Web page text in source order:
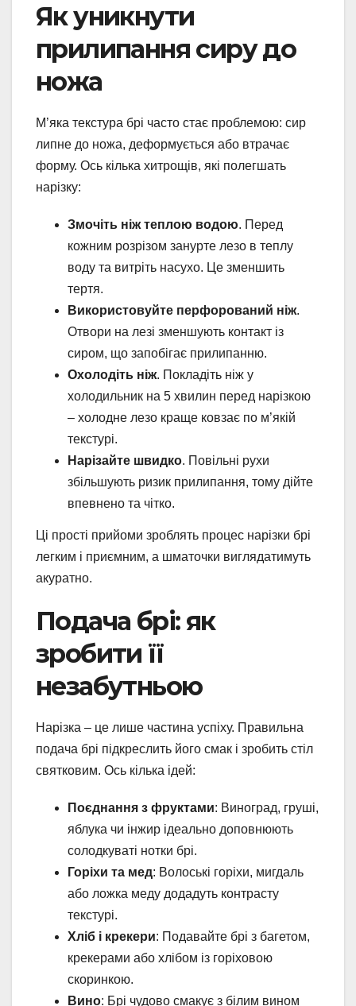
Як уникнути
прилипання сиру до
ножа
М’яка текстура брі часто стає проблемою: сир
липне до ножа, деформується або втрачає
форму. Ось кілька хитрощів, які полегшать
нарізку:
Змочіть ніж теплою водою. Перед
кожним розрізом занурте лезо в теплу
воду та витріть насухо. Це зменшить
тертя.
Використовуйте перфорований ніж.
Отвори на лезі зменшують контакт із
сиром, що запобігає прилипанню.
Охолодіть ніж. Покладіть ніж у
холодильник на 5 хвилин перед нарізкою
– холодне лезо краще ковзає по м’якій
текстурі.
Нарізайте швидко. Повільні рухи
збільшують ризик прилипання, тому дійте
впевнено та чітко.
Ці прості прийоми зроблять процес нарізки брі
легким і приємним, а шматочки виглядатимуть
акуратно.
Подача брі: як
зробити її
незабутньою
Нарізка – це лише частина успіху. Правильна
подача брі підкреслить його смак і зробить стіл
святковим. Ось кілька ідей:
Поєднання з фруктами: Виноград, груші,
яблука чи інжир ідеально доповнюють
солодкуваті нотки брі.
Горіхи та мед: Волоські горіхи, мигдаль
або ложка меду додадуть контрасту
текстурі.
Хліб і крекери: Подавайте брі з багетом,
крекерами або хлібом із горіховою
скоринкою.
Вино: Брі чудово смакує з білим вином